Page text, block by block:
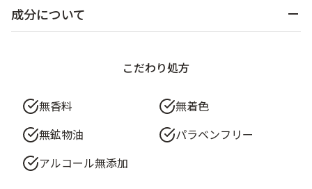
成分について
こだわり処方
無香料
無着色
無鉱物油
パラベンフリー
アルコール無添加